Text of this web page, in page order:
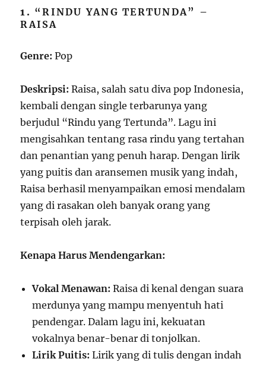
1. “RINDU YANG TERTUNDA” –
RAISA
Genre: Pop
Deskripsi: Raisa, salah satu diva pop Indonesia,
kembali dengan single terbarunya yang
berjudul “Rindu yang Tertunda”. Lagu ini
mengisahkan tentang rasa rindu yang tertahan
dan penantian yang penuh harap. Dengan lirik
yang puitis dan aransemen musik yang indah,
Raisa berhasil menyampaikan emosi mendalam
yang di rasakan oleh banyak orang yang
terpisah oleh jarak.
Kenapa Harus Mendengarkan:
Vokal Menawan: Raisa di kenal dengan suara
merdunya yang mampu menyentuh hati
pendengar. Dalam lagu ini, kekuatan
vokalnya benar-benar di tonjolkan.
Lirik Puitis: Lirik yang di tulis dengan indah